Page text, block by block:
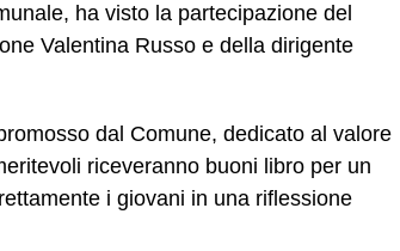
ha visto la partecipazione del
Valentina Russo e della dirigente
dal Comune, dedicato al valore
riceveranno buoni libro per un
i giovani in una riflessione